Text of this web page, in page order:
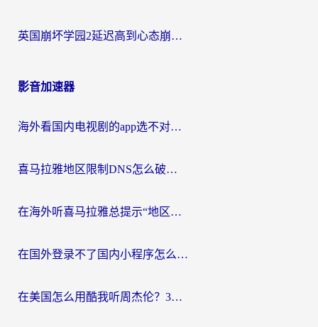
英国崩坏学园2延迟高到心态崩？海外党国服游戏加速终极指南
影音加速器
海外看国内电视剧的app选不对？这份回国加速器避坑指南帮你流畅追剧
喜马拉雅地区限制DNS怎么破？海外党听国内音乐听书的终极解决方案
在海外听喜马拉雅总提示“地区限制”？3步轻松解除+听国内音乐全攻略
在国外登录不了国内小程序怎么办？选对回国加速器，轻松解锁国内资源
在美国怎么用酷我听周杰伦？3步搞定海外听歌难题